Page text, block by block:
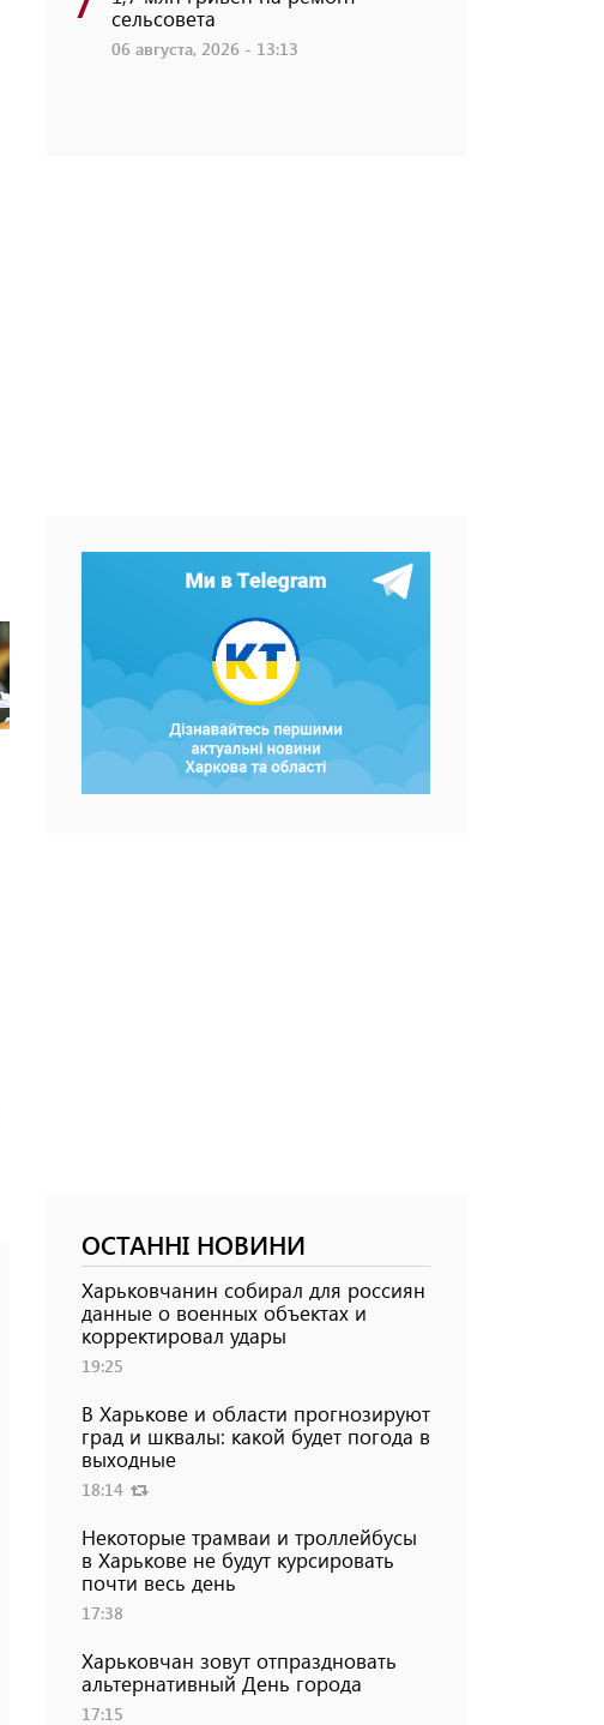
сельсовета
06 августа, 2026 - 13:13
ОСТАННІ НОВИНИ
Харьковчанин собирал для россиян
данные о военных объектах и ​​
корректировал удары
19:25
В Харькове и области прогнозируют
град и шквалы: какой будет погода в
выходные
18:14
Некоторые трамваи и троллейбусы
в Харькове не будут курсировать
почти весь день
17:38
Харьковчан зовут отпраздновать
альтернативный День города
17:15